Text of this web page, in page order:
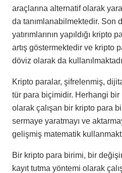
araçlarına alternatif olarak
da tanımlanabilmektedir. Son
yatırımlarının yapıldığı
artış göstermektedir ve kripto
döviz olarak da
Kripto paralar, şifrelenmiş,
tür para biçimidir. Herhangi bir
olarak çalışan bir kripto para
sermaye yaratmayı ve
gelişmiş matematik
Bir kripto para birimi, bir
kayıt tutma yöntemi olarak